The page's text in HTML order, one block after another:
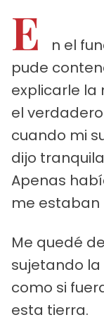
E
n el
pude
explicarle la
el
cuando mi
dijo
Apenas
me estaban
Me quedé
sujetando
como si
esta tierra.